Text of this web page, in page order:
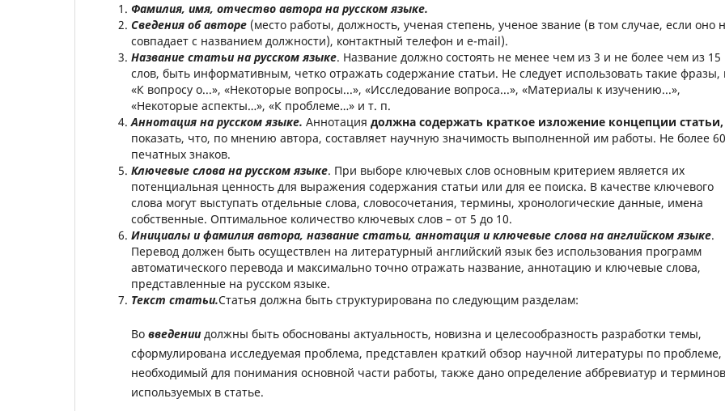
Фамилия, имя, отчество автора на русском языке.
Сведения об авторе (место работы, должность, ученая степень, ученое звание (в том случае, если оно
совпадает с названием должности), контактный телефон и e-mail).
Название статьи на русском языке. Название должно состоять не менее чем из 3 и не более чем из 15
слов, быть информативным, четко отражать содержание статьи. Не следует использовать такие фразы,
«К вопросу о...», «Некоторые вопросы...», «Исследование вопроса...», «Материалы к изучению...»,
«Некоторые аспекты…», «К проблеме…» и т. п.
Аннотация на русском языке. Аннотация должна содержать краткое изложение концепции статьи,
показать, что, по мнению автора, составляет научную значимость выполненной им работы. Не более
печатных знаков.
Ключевые слова на русском языке. При выборе ключевых слов основным критерием является их
потенциальная ценность для выражения содержания статьи или для ее поиска. В качестве ключевого
слова могут выступать отдельные слова, словосочетания, термины, хронологические данные, имена
собственные. Оптимальное количество ключевых слов – от 5 до 10.
Инициалы и фамилия автора, название статьи, аннотация и ключевые слова на английском языке.
Перевод должен быть осуществлен на литературный английский язык без использования программ
автоматического перевода и максимально точно отражать название, аннотацию и ключевые слова,
представленные на русском языке.
Текст статьи.Статья должна быть структурирована по следующим разделам:
Во введениидолжны быть обоснованы актуальность, новизна и целесообразность разработки темы,
сформулирована исследуемая проблема, представлен краткий обзор научной литературы по проблеме,
необходимый для понимания основной части работы, также дано определение аббревиатур и
используемых в статье.